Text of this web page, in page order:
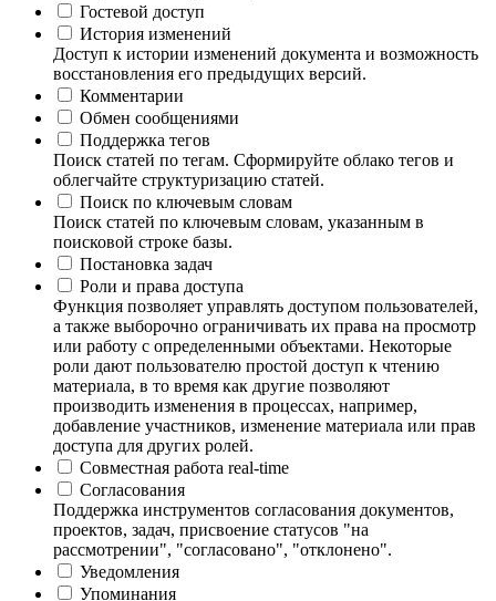
Гостевой доступ
История изменений
Доступ к истории изменений документа и возможность
восстановления его предыдущих версий.
Комментарии
Обмен сообщениями
Поддержка тегов
Поиск статей по тегам. Сформируйте облако тегов и
облегчайте структуризацию статей.
Поиск по ключевым словам
Поиск статей по ключевым словам, указанным в
поисковой строке базы.
Постановка задач
Роли и права доступа
Функция позволяет управлять доступом пользователей,
а также выборочно ограничивать их права на просмотр
или работу с определенными объектами. Некоторые
роли дают пользователю простой доступ к чтению
материала, в то время как другие позволяют
производить изменения в процессах, например,
добавление участников, изменение материала или прав
доступа для других ролей.
Совместная работа real-time
Согласования
Поддержка инструментов согласования документов,
проектов, задач, присвоение статусов "на
рассмотрении", "согласовано", "отклонено".
Уведомления
Упоминания